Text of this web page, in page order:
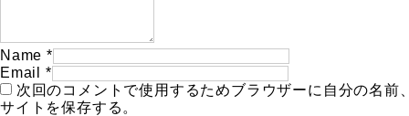
Name *
Email
*
次回のコメントで使用するためブラウザーに自分の名前
サイトを保存する。